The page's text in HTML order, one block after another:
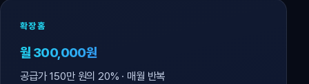
확장홈
월 300,000원
공급가 150만 원의 20% · 매월 반복